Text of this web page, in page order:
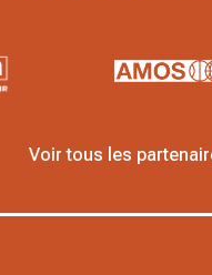
Voir tous les